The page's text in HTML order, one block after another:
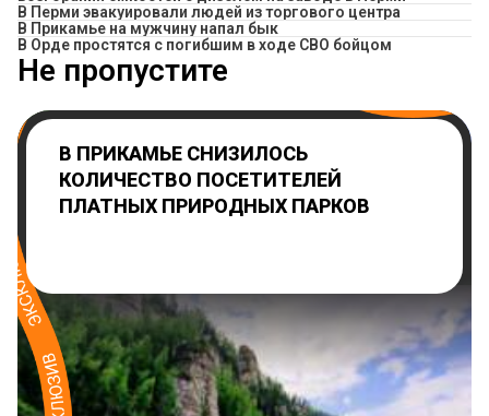
В Перми эвакуировали людей из торгового центра
​В Прикамье на мужчину напал бык
В Орде простятся с погибшим в ходе СВО бойцом
Не пропустите
В ПРИКАМЬЕ СНИЗИЛОСЬ
КОЛИЧЕСТВО ПОСЕТИТЕЛЕЙ
ПЛАТНЫХ ПРИРОДНЫХ ПАРКОВ